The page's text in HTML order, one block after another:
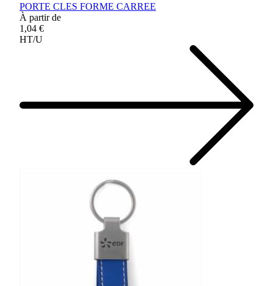
PORTE CLES FORME CARREE
À partir de
1,04 €
HT/U